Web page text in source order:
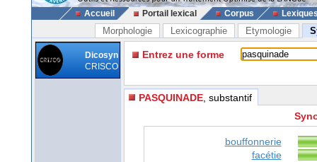
Accueil Portail lexical Corpus
Morphologie Lexicographie Etymologie
Dicosyn
CRISCO
Entrez une forme
PASQUINADE , substantif
bouffonnerie
facétie